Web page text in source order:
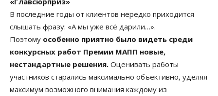
В последние годы от клиентов нередко приходится
слышать фразу: «А мы уже всё дарили…».
Поэтому особенно приятно было видеть среди
конкурсных работ Премии МАПП новые,
нестандартные решения. Оценивать работы
участников старались максимально объективно, уделяя
максимум возможного внимания каждому из